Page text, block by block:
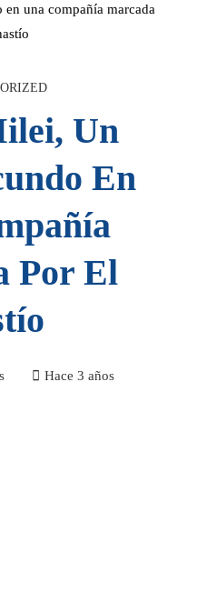
una compañía marcada
Un
En
Por El
Hace 3 años